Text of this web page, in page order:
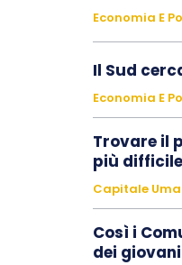
Economia E
Il Sud
Economia E
Trovare il
più difficile
Capitale
Così i
dei giovani